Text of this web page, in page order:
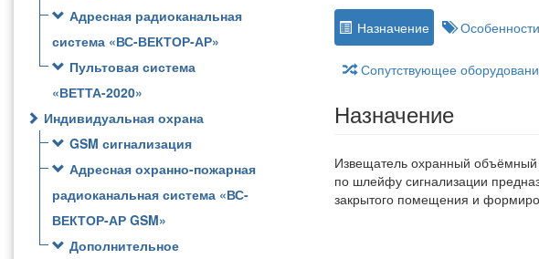
Адресная радиоканальная
система «ВС-ВЕКТОР-АР»
Пультовая система
«ВЕТТА-2020»
Индивидуальная охрана
GSM сигнализация
Адресная охранно-пожарная
радиоканальная система «ВС-
ВЕКТОР-АР GSM»
Дополнительное
Назначение Особенности
Сопутствующее
Назначение
Извещатель охранный
по шлейфу сигнализации
закрытого помещения и